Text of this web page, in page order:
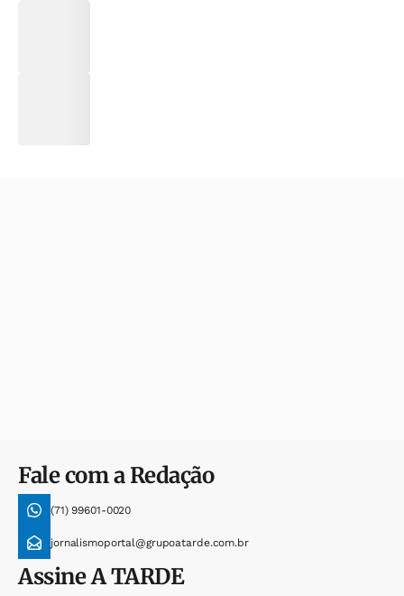
Fale com a Redação
(71) 99601-0020
jornalismoportal@grupoatarde.com.br
AssineA TARDE